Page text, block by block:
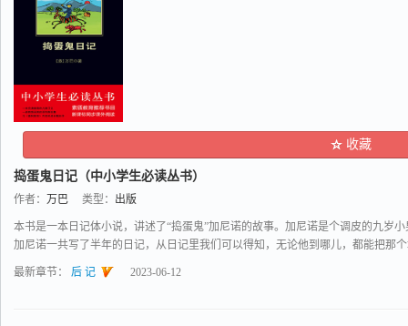
收藏
捣蛋鬼日记（中小学生必读丛书）
作者： 万巴 类型： 出版
本书是一本日记体小说，讲述了“捣蛋鬼”加尼诺的故事。加尼诺是个调皮的九岁
加尼诺一共写了半年的日记，从日记里我们可以得知，无论他到哪儿，都能把那
最新章节： 后 记 2023-06-12